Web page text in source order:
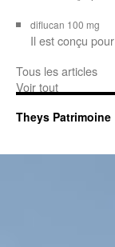
diflucan 100 mg
Il est conçu pour
Tous les articles
Voir tout
Theys Patrimoine